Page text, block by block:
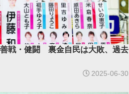
戦・健闘 裏金自民は大敗、過去
2025-06-30